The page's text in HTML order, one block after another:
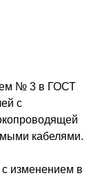
№ 3 в ГОСТ
с
кабелями.
изменением в